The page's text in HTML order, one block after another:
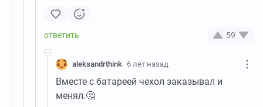
59
aleksandrthink 6 лет назад
Вместе с батареей чехол заказывал и
менял.🤔